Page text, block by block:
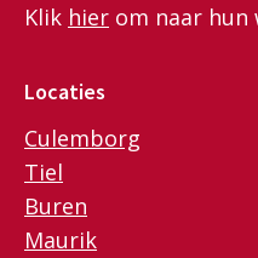
Klik hier om naar hun
Locaties
Culemborg
Tiel
Buren
Maurik